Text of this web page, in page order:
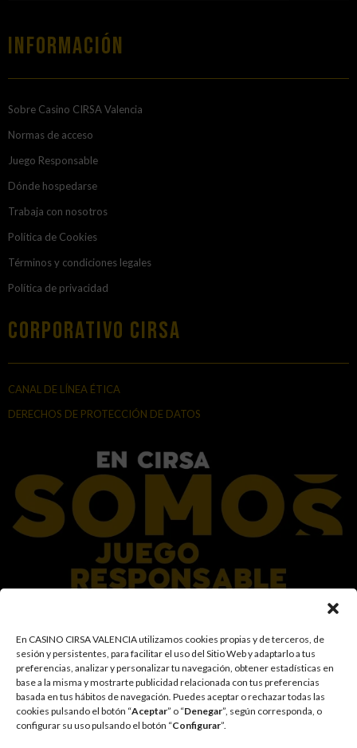
En CASINO CIRSA VALENCIA utilizamos cookies propias y de terceros, de
sesión y persistentes, para facilitar el uso del Sitio Web y adaptarlo a tus
preferencias, analizar y personalizar tu navegación, obtener estadísticas en
base a la misma y mostrarte publicidad relacionada con tus preferencias
basada en tus hábitos de navegación. Puedes aceptar o rechazar todas las
cookies pulsando el botón “Aceptar” o “Denegar”, según corresponda, o
configurar su uso pulsando el botón “Configurar”.
Información
Sobre Casino CIRSA Valencia
Normas de acceso
Juego Responsable
Dónde hospedarse
Trabaja con nosotros
Política de Cookies
Términos y condiciones legales
Política de privacidad
Corporativo Cirsa
CANAL DE LÍNEA ÉTICA
DERECHOS DE PROTECCIÓN DE DATOS
En el Grupo CIRSA promovemos una actitud responsable hacia el juego,
garantizando un entorno seguro y transparente para nuestros clientes y
facilitamos medidas e información para que el juego sea siempre diversión y
entretenimiento, sin utilizarse como vía para afrontar problemas económicos
o emocionales. El acceso está prohibido a menores de 18 años y a las
personas con acceso restringido conforme a los registros de prohibición y/o
autoexclusión que resulten aplicables. También trabajamos para reforzar una
cultura de prevención y concienciación sobre los posibles trastornos